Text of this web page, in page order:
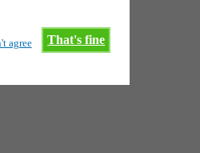
That's fine
agree